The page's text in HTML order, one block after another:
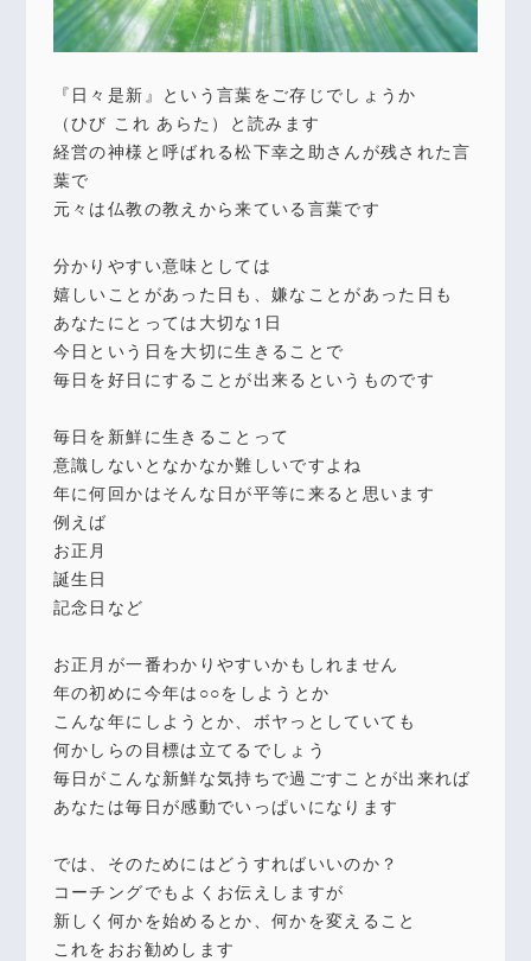
『日々是新』という言葉をご存じでしょうか
（ひび これ あらた）と読みます
経営の神様と呼ばれる松下幸之助さんが残された言
葉で
元々は仏教の教えから来ている言葉です
分かりやすい意味としては
嬉しいことがあった日も、嫌なことがあった日も
あなたにとっては大切な1日
今日という日を大切に生きることで
毎日を好日にすることが出来るというものです
毎日を新鮮に生きることって
意識しないとなかなか難しいですよね
年に何回かはそんな日が平等に来ると思います
例えば
お正月
誕生日
記念日など
お正月が一番わかりやすいかもしれません
年の初めに今年は○○をしようとか
こんな年にしようとか、ボヤっとしていても
何かしらの目標は立てるでしょう
毎日がこんな新鮮な気持ちで過ごすことが出来れば
あなたは毎日が感動でいっぱいになります
では、そのためにはどうすればいいのか？
コーチングでもよくお伝えしますが
新しく何かを始めるとか、何かを変えること
これをおお勧めします